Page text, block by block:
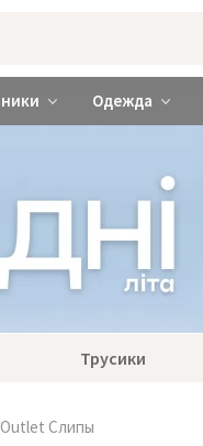
женское белье ❤️
Одежда
Трусики
Outlet Слипы